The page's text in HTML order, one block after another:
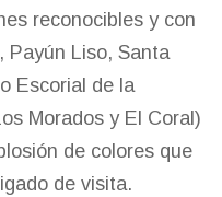
reconocibles y con
Payún Liso, Santa
Escorial de la
Morados y El Coral)
de colores que
de visita.